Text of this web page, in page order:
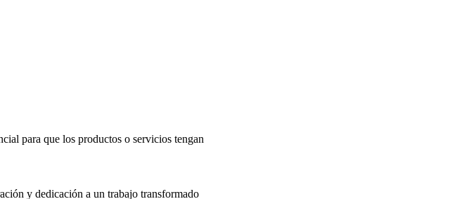
para que los productos o servicios tengan
y dedicación a un trabajo transformado